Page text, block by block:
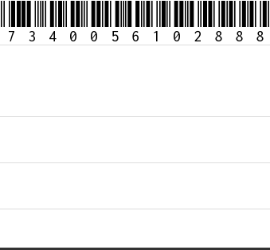
7340056102888